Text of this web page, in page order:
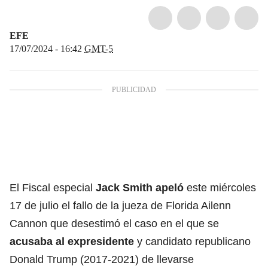
EFE
17/07/2024 - 16:42 GMT-5
El Fiscal especial Jack Smith apeló este miércoles
17 de julio el fallo de la jueza de Florida Ailenn
Cannon que desestimó el caso en el que se
acusaba al expresidente y candidato republicano
Donald Trump (2017-2021) de llevarse